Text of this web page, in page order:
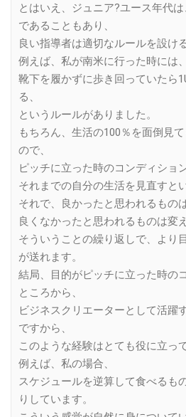
とはいえ、ジュニア?ユース年代
であることもあり、
良い指導者は適切なルールを設け
例えば、私が南米に行った時には、
靴下を履かずに歩き回っていたら
る、
というルールがありました。
もちろん、生活の100％を面倒見
ので、
ピッチに立った時のコンディショ
それまでの自分の生活を見直すと
それで、良かったと思われるもの
良くなかったと思われるものは変
そういうことの繰り返しで、より
が送れます。
結局、目的がピッチに立った時の
ところから、
ビジネスクリエーターとして活躍
ですから、
このような経験はとても役に立っ
例えば、私の場合、
スケジュールを逆算して食べるも
りしています。